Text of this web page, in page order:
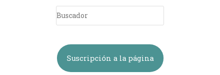
Suscripción a la página